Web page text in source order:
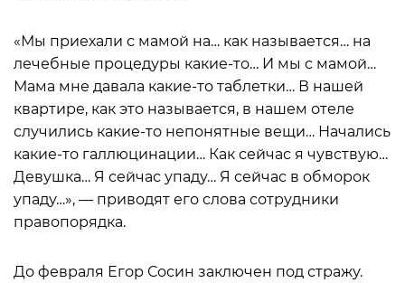
«Мы приехали с мамой на… как называется… на
лечебные процедуры какие-то… И мы с мамой…
Мама мне давала какие-то таблетки… В нашей
квартире, как это называется, в нашем отеле
случились какие-то непонятные вещи… Начались
какие-то галлюцинации… Как сейчас я чувствую…
Девушка… Я сейчас упаду… Я сейчас в обморок
упаду…», — приводят его слова сотрудники
правопорядка.
До февраля Егор Сосин заключен под стражу.